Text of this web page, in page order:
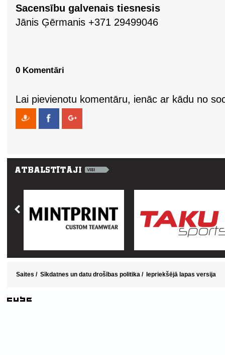
Sacensību galvenais tiesnesis
Jānis Ģērmanis +371 29499046
0 Komentāri
Lai pievienotu komentāru, ienāc ar kādu no
Saites / Sīkdatnes un datu drošības politika / Iepriekšējā lapas versija